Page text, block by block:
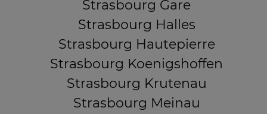
Strasbourg Gare
Strasbourg Halles
Strasbourg Hautepierre
Strasbourg Koenigshoffen
Strasbourg Krutenau
Strasbourg Meinau